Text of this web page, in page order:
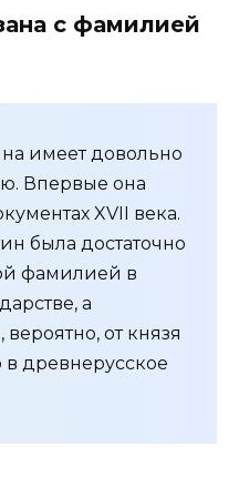
с фамилией
имеет довольно
Впервые она
XVII века.
была достаточно
фамилией в
а
от князя
древнерусское